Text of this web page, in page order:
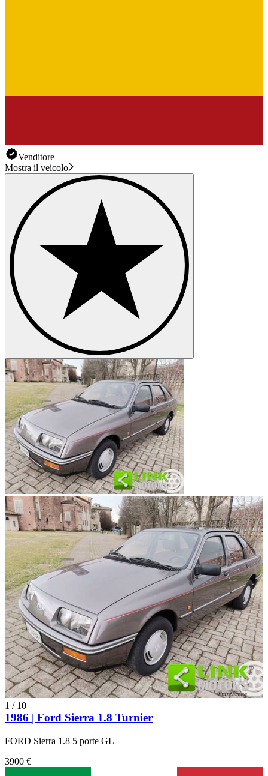
Venditore
Mostra il veicolo
1 / 10
1986 | Ford Sierra 1.8 Turnier
FORD Sierra 1.8 5 porte GL
3900 €